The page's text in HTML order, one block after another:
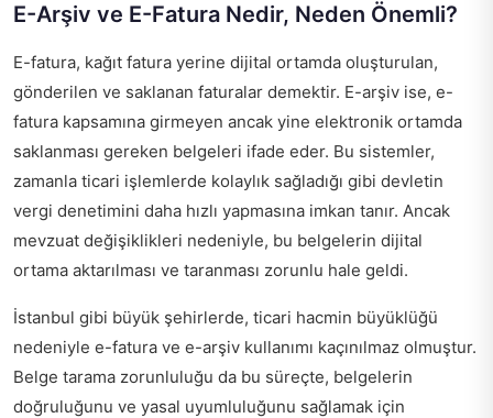
E-Arşiv ve E-Fatura Nedir, Neden Önemli?
E-fatura, kağıt fatura yerine dijital ortamda oluşturulan,
gönderilen ve saklanan faturalar demektir. E-arşiv ise, e-
fatura kapsamına girmeyen ancak yine elektronik ortamda
saklanması gereken belgeleri ifade eder. Bu sistemler,
zamanla ticari işlemlerde kolaylık sağladığı gibi devletin
vergi denetimini daha hızlı yapmasına imkan tanır. Ancak
mevzuat değişiklikleri nedeniyle, bu belgelerin dijital
ortama aktarılması ve taranması zorunlu hale geldi.
İstanbul gibi büyük şehirlerde, ticari hacmin büyüklüğü
nedeniyle e-fatura ve e-arşiv kullanımı kaçınılmaz olmuştur.
Belge tarama zorunluluğu da bu süreçte, belgelerin
doğruluğunu ve yasal uyumluluğunu sağlamak için